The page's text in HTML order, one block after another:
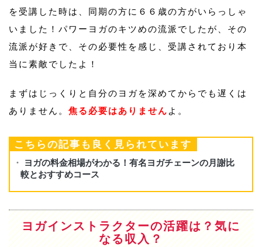
を受講した時は、同期の方に６６歳の方がいらっしゃ
いました！パワーヨガのキツめの流派でしたが、その
流派が好きで、その必要性を感じ、受講されており本
当に素敵でしたよ！
まずはじっくりと自分のヨガを深めてからでも遅くは
ありません。 焦る必要はありません よ。
こちらの記事も良く見られています
ヨガインストラクターの活躍は？気に
なる収入？